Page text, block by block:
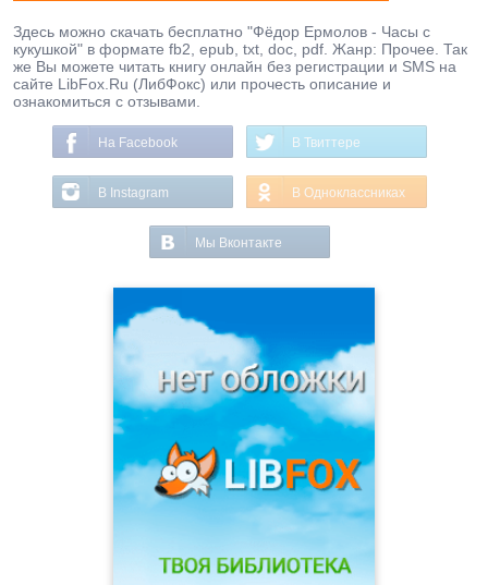
Здесь можно скачать бесплатно "Фёдор Ермолов - Часы с
кукушкой" в формате fb2, epub, txt, doc, pdf. Жанр: Прочее. Так
же Вы можете читать книгу онлайн без регистрации и SMS на
сайте LibFox.Ru (ЛибФокс) или прочесть описание и
ознакомиться с отзывами.
На Facebook В Твиттере
В Instagram В Одноклассниках
Мы Вконтакте